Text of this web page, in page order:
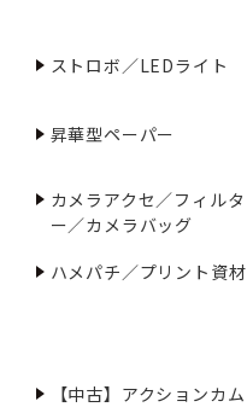
ストロボ／LEDライト
昇華型ペーパー
カメラアクセ／フィルタ
ー／カメラバッグ
ハメパチ／プリント資材
【中古】アクションカム